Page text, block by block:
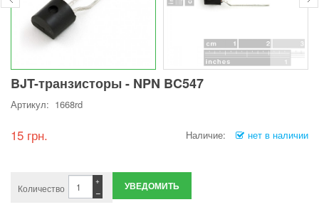
BJT-транзисторы - NPN BC547
Артикул: 1668rd
15 грн. Наличие: нет в наличии
Количество −
+ УВЕДОМИТЬ